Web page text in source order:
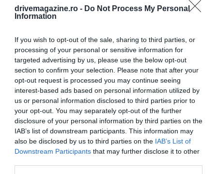
drivemagazine.ro - Do Not Process My Personal
Information
If you wish to opt-out of the sale, sharing to third parties, or
processing of your personal or sensitive information for
targeted advertising by us, please use the below opt-out
section to confirm your selection. Please note that after your
opt-out request is processed you may continue seeing
interest-based ads based on personal information utilized by
us or personal information disclosed to third parties prior to
your opt-out. You may separately opt-out of the further
disclosure of your personal information by third parties on the
IAB’s list of downstream participants. This information may
also be disclosed by us to third parties on the IAB’s List of
Downstream Participants that may further disclose it to other